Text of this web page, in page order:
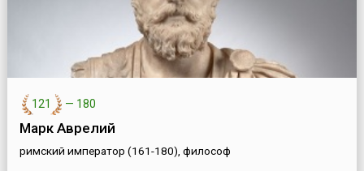
121 — 180
Марк Аврелий
римский император (161-180), философ